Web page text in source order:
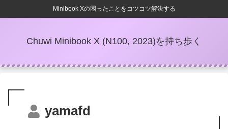
Minibook Xの困ったことをコツコツ解決する
Chuwi Minibook X (N100, 2023)を持ち歩く
yamafd